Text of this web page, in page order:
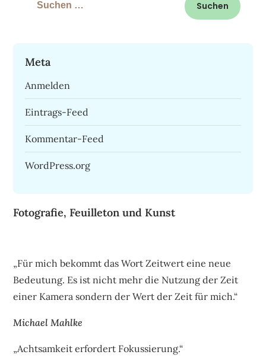
Meta
Anmelden
Eintrags-Feed
Kommentar-Feed
WordPress.org
Fotografie, Feuilleton und Kunst
„Für mich bekommt das Wort Zeitwert eine neue
Bedeutung. Es ist nicht mehr die Nutzung der Zeit
einer Kamera sondern der Wert der Zeit für mich.“
Michael Mahlke
„Achtsamkeit erfordert Fokussierung.“